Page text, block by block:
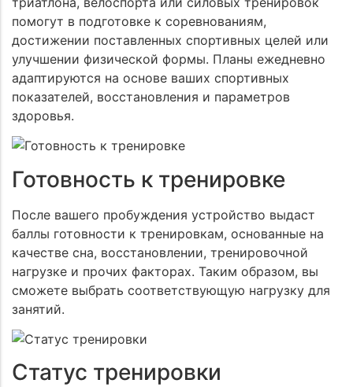
помогут в подготовке к соревнованиям,
достижении поставленных спортивных целей или
улучшении физической формы. Планы ежедневно
адаптируются на основе ваших спортивных
показателей, восстановления и параметров
здоровья.
Готовность к тренировке
После вашего пробуждения устройство выдаст
баллы готовности к тренировкам, основанные на
качестве сна, восстановлении, тренировочной
нагрузке и прочих факторах. Таким образом, вы
сможете выбрать соответствующую нагрузку для
занятий.
Статус тренировки